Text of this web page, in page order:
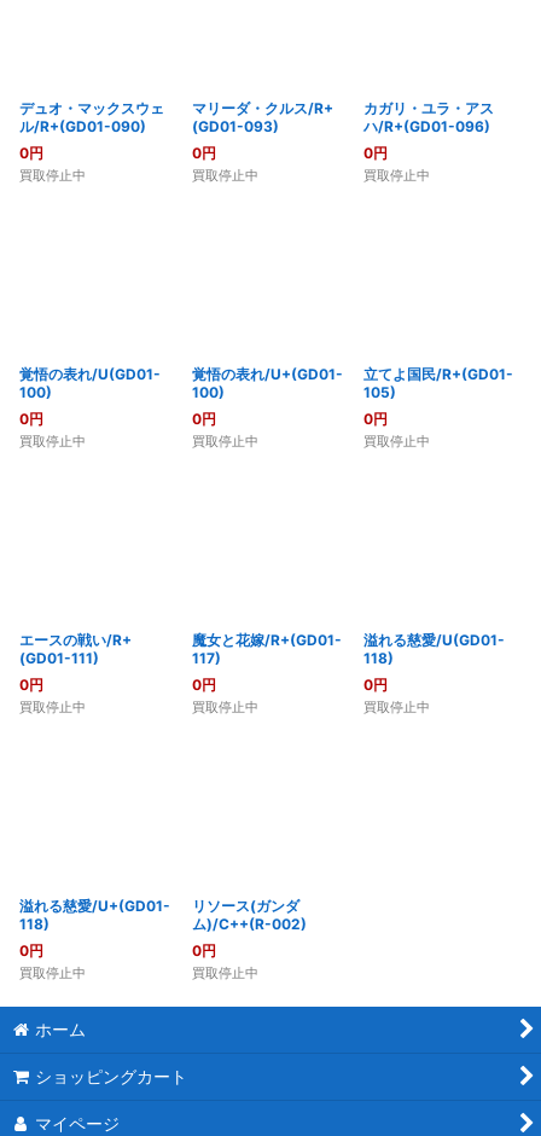
デュオ・マックスウェ
ル/R+(GD01-090)
0円
買取停止中
マリーダ・クルス/R+
(GD01-093)
0円
買取停止中
カガリ・ユラ・アス
ハ/R+(GD01-096)
0円
買取停止中
覚悟の表れ/U(GD01-
100)
0円
買取停止中
覚悟の表れ/U+(GD01-
100)
0円
買取停止中
立てよ国民/R+(GD01-
105)
0円
買取停止中
エースの戦い/R+
(GD01-111)
0円
買取停止中
魔女と花嫁/R+(GD01-
117)
0円
買取停止中
溢れる慈愛/U(GD01-
118)
0円
買取停止中
溢れる慈愛/U+(GD01-
118)
0円
買取停止中
リソース(ガンダ
ム)/C++(R-002)
0円
買取停止中
ホーム
ショッピングカート
マイページ